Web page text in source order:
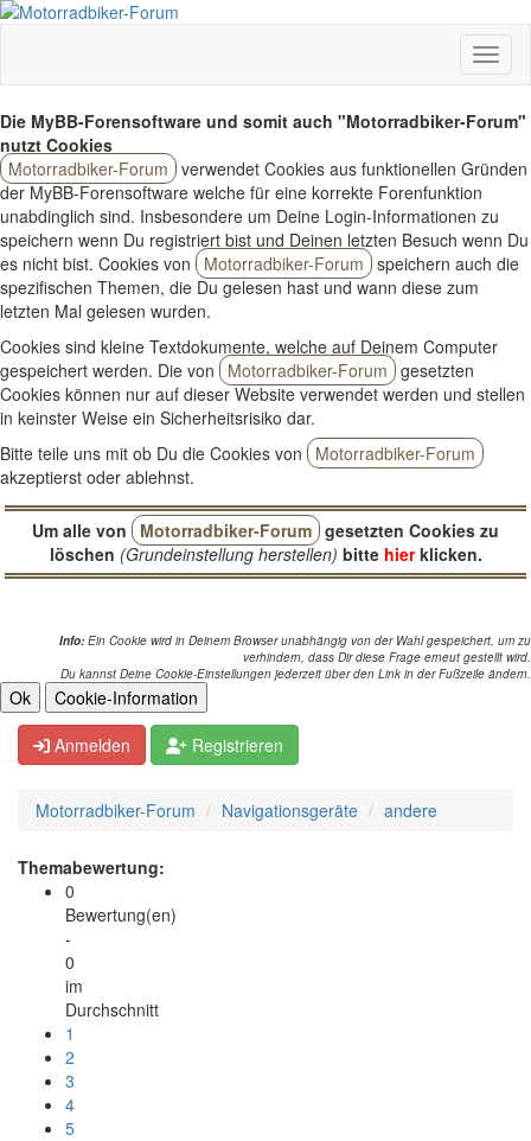
Die MyBB-Forensoftware und somit auch "Motorradbiker-Forum"
nutzt Cookies
Motorradbiker-Forum verwendet Cookies aus funktionellen Gründen
der MyBB-Forensoftware welche für eine korrekte Forenfunktion
unabdinglich sind. Insbesondere um Deine Login-Informationen zu
speichern wenn Du registriert bist und Deinen letzten Besuch wenn Du
es nicht bist. Cookies von
Motorradbiker-Forum speichern auch die
spezifischen Themen, die Du gelesen hast und wann diese zum
letzten Mal gelesen wurden.
Cookies sind kleine Textdokumente, welche auf Deinem Computer
gespeichert werden. Die von
Motorradbiker-Forum gesetzten
Cookies können nur auf dieser Website verwendet werden und stellen
in keinster Weise ein Sicherheitsrisiko dar.
Bitte teile uns mit ob Du die Cookies von
Motorradbiker-Forum
akzeptierst oder ablehnst.
Um alle von Motorradbiker-Forum gesetzten Cookies zu
löschen (Grundeinstellung herstellen) bitte hierklicken.
Info: Ein Cookie wird in Deinem Browser unabhängig von der Wahl gespeichert, um zu
verhindern, dass Dir diese Frage erneut gestellt wird.
Du kannst Deine Cookie-Einstellungen jederzeit über den Link in der Fußzeile ändern.
Anmelden Registrieren
Motorradbiker-Forum Navigationsgeräte andere
Themabewertung:
0
Bewertung(en)
-
0
im
Durchschnitt
1
2
3
4
5